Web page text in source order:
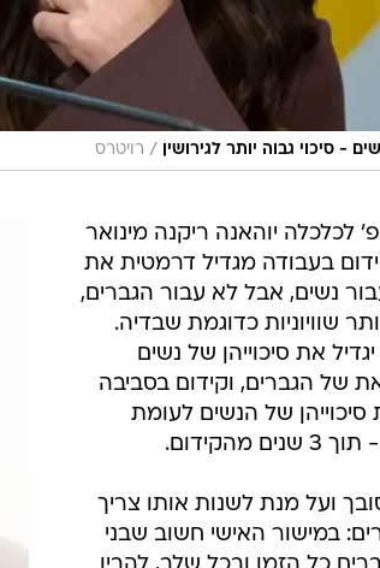
- סיכוי גבוה יותר לגירושין / רויטרס
יוהאנה ריקנה מינואר
קידום בעבודה מגדיל דרמטית את
נשים, אבל לא עבור הגברים,
שוויוניות כדוגמת שבדיה.
את סיכוייהן של נשים
של הגברים, וקידום בסביבה
של הנשים לעומת
ועל מנת לשנות אותו צריך
במישור האישי חשוב שבני